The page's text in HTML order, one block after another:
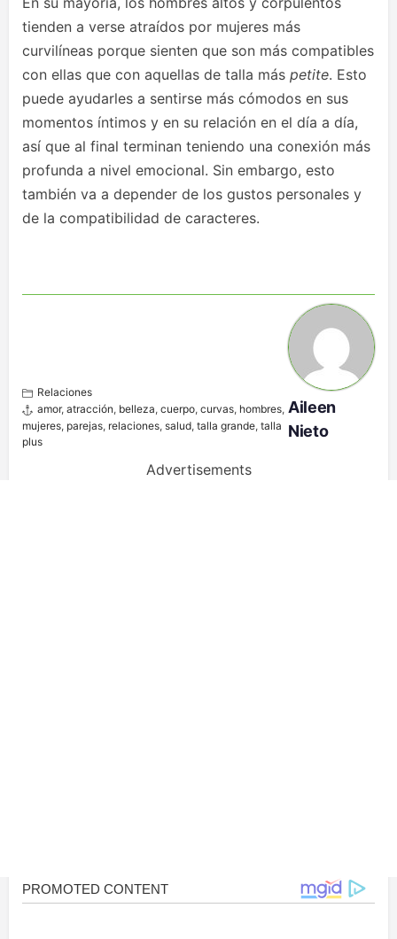
tienden a verse atraídos por mujeres más
curvilíneas porque sienten que son más compatibles
con ellas que con aquellas de talla más petite. Esto
puede ayudarles a sentirse más cómodos en sus
momentos íntimos y en su relación en el día a día,
así que al final terminan teniendo una conexión más
profunda a nivel emocional. Sin embargo, esto
también va a depender de los gustos personales y
de la compatibilidad de caracteres.
Relaciones
amor, atracción, belleza, cuerpo, curvas, hombres,
mujeres, parejas, relaciones, salud, talla grande, talla
plus
Aileen
Nieto
Advertisements